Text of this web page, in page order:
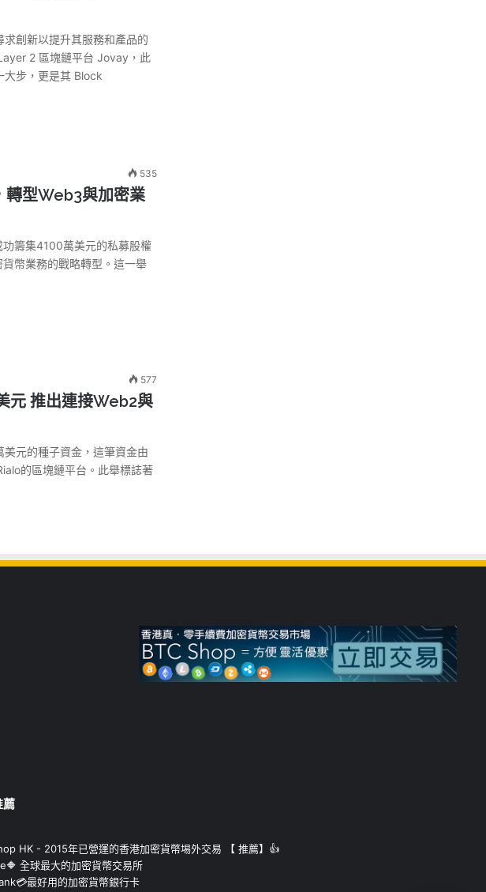
創新以提升其服務和產品的
2 區塊鏈平台 Jovay，此
大步，更是其 Block
535
型Web3與加密業
籌集4100萬美元的私募股權
幣業務的戰略轉型。這一舉
577
元 推出連接Web2與
元的種子資金，這筆資金由
的區塊鏈平台。此舉標誌著
薦
HK - 2015年已營運的香港加密貨幣埸外交易 【 推薦】👍
全球最大的加密貨幣交易所
最好用的加密貨幣銀行卡